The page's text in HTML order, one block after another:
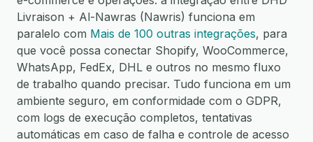
Livraison + Al-Nawras (Nawris) funciona em
paralelo com Mais de 100 outras integrações, para
que você possa conectar Shopify, WooCommerce,
WhatsApp, FedEx, DHL e outros no mesmo fluxo
de trabalho quando precisar. Tudo funciona em um
ambiente seguro, em conformidade com o GDPR,
com logs de execução completos, tentativas
automáticas em caso de falha e controle de acesso